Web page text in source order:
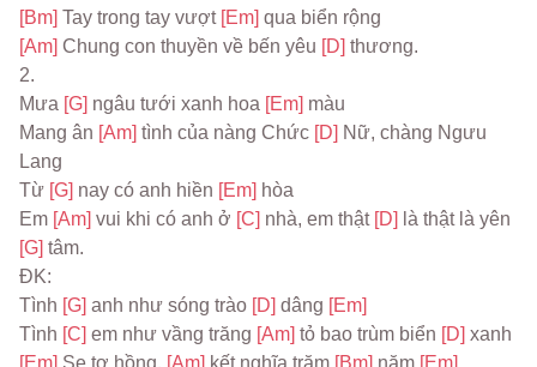
[Bm] Tay trong tay vượt [Em] qua biển rộng
[Am] Chung con thuyền về bến yêu [D] thương.
2.
Mưa [G] ngâu tưới xanh hoa [Em] màu
Mang ân [Am] tình của nàng Chức [D] Nữ, chàng Ngưu
Lang
Từ [G] nay có anh hiền [Em] hòa
Em [Am] vui khi có anh ở [C] nhà, em thật [D]
[G] tâm.
ĐK:
Tình [G] anh như sóng trào [D] dâng [Em]
Tình [C] em như vầng trăng [Am] tỏ bao trùm biển [D] xanh
[Em] Se tơ hồng, [Am] kết nghĩa trăm [Bm] năm [Em]